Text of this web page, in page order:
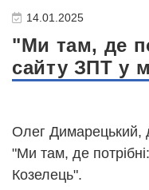
14.01.2025
"Ми там, де
сайту ЗПТ у
Олег Димарецький,
"Ми там, де потрiбнi:
Козелець".